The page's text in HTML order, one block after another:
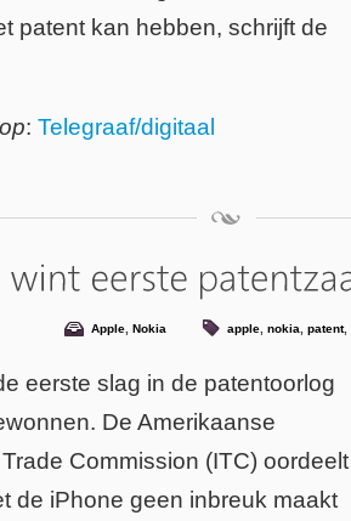
patent kan hebben, schrijft de
: Telegraaf/digitaal
Apple Nokia apple nokia patent,
eerste slag in de patentoorlog
De Amerikaanse
Commission (ITC) oordeelt
de iPhone geen inbreuk maakt